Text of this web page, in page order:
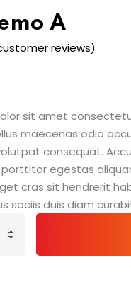
A
reviews)
sit amet
maecenas odio
consequat.
egestas
cras sit hendrerit
sociis duis diam